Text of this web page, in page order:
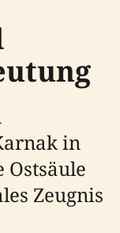
in
Ostsäule
Zeugnis